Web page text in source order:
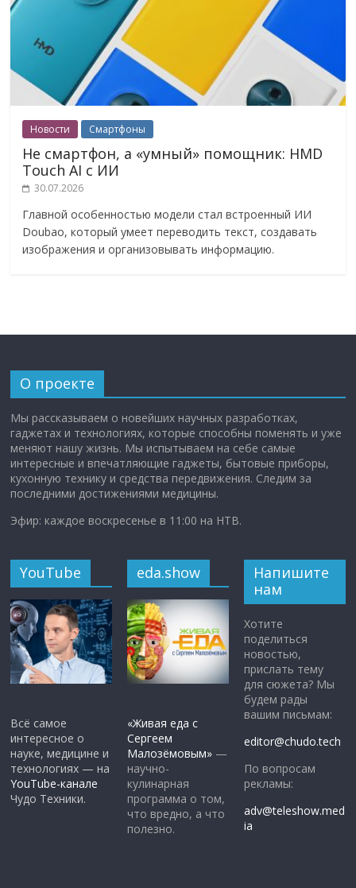
Новости Смартфоны
Не смартфон, а «умный» помощник: HMD
Touch AI с ИИ
30.07.2026
Главной особенностью модели стал встроенный ИИ
Doubao, который умеет переводить текст, создавать
изображения и организовывать информацию.
О проекте
Мы рассказываем о новейших научных разработках,
гаджетах и технологиях, которые способны поменять и уже
меняют нашу жизнь. Мы испытываем на себе самые
интересные и впечатляющие гаджеты, бытовые приборы,
кухонную технику и средства передвижения. Следим за
последними достижениями медицины.
Эфир: каждое воскресенье в 11:00 на НТВ.
YouTube
Всё самое
интересное о
науке, медицине и
технологиях — на
YouTube-канале
Чудо Техники.
eda.show
«Живая еда с
Сергеем
Малозёмовым» —
научно-
кулинарная
программа о том,
что вредно, а что
полезно.
Напишите
нам
Хотите
поделиться
новостью,
прислать тему
для сюжета? Мы
будем рады
вашим письмам:
editor@chudo.tech
По вопросам
рекламы:
adv@teleshow.med
ia